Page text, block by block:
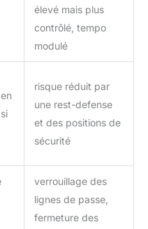
élevé mais plus
contrôlé, tempo
modulé
risque réduit par
une rest-defense
et des positions de
sécurité
verrouillage des
lignes de passe,
fermeture des